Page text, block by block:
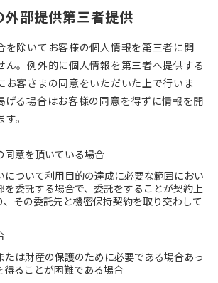
外部提供第三者提供
を除いてお客様の個人情報を第三者に開
ん。例外的に個人情報を第三者へ提供する
お客さまの同意をいただいた上で行いま
げる場合はお客様の同意を得ずに情報を開
。
同意を頂いている場合
について利用目的の達成に必要な範囲におい
を委託する場合で、委託をすることが契約上
、その委託先と機密保持契約を取り交わして
たは財産の保護のために必要である場合あっ
得ることが困難である場合